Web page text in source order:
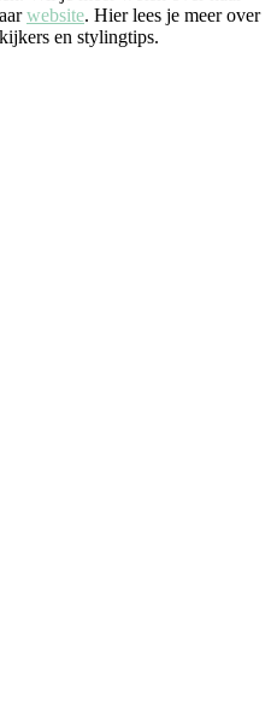
website. Hier lees je meer over
en stylingtips.